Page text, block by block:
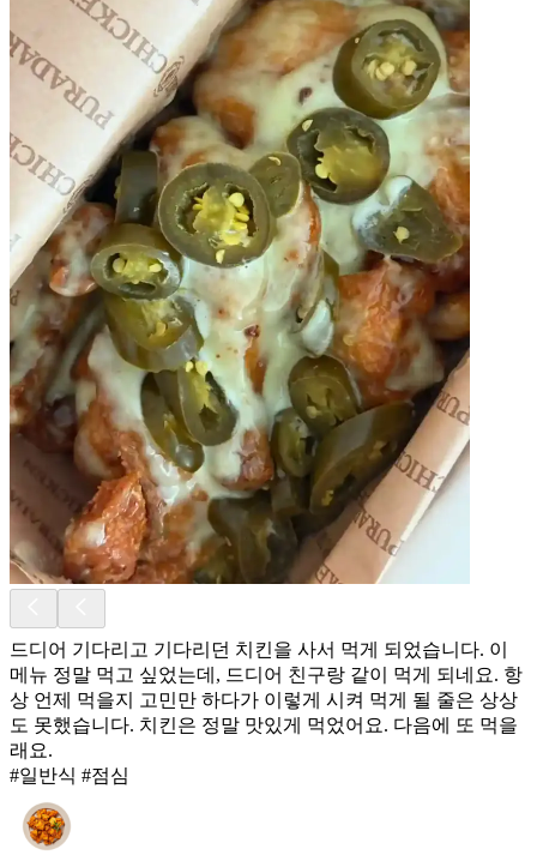
드디어 기다리고 기다리던 치킨을 사서 먹게 되었습니다. 이
메뉴 정말 먹고 싶었는데, 드디어 친구랑 같이 먹게 되네요. 항
상 언제 먹을지 고민만 하다가 이렇게 시켜 먹게 될 줄은 상상
도 못했습니다. 치킨은 정말 맛있게 먹었어요. 다음에 또 먹을
래요.
#일반식 #점심